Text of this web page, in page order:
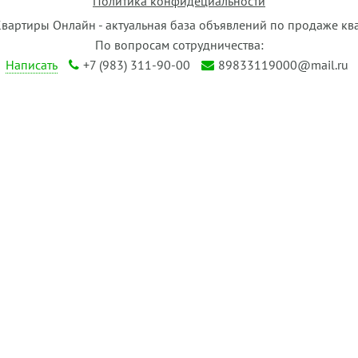
Онлайн - актуальная база объявлений по продаже
По вопросам сотрудничества:
Написать
+7 (983) 311-90-00 89833119000@mail.ru